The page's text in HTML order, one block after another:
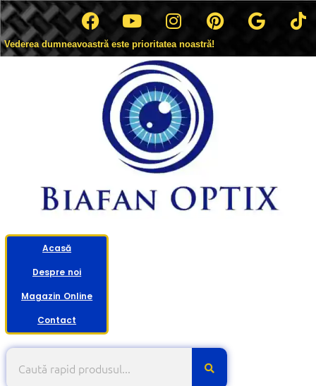
Vederea dumneavoastră este prioritatea noastră!
Acasă
Despre noi
Magazin Online
Contact